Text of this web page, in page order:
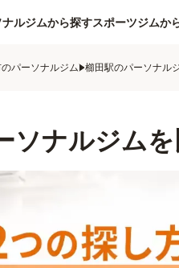
ルジムから探すスポーツジムか
パーソナルジム 櫛田駅のパーソナル
ソナルジム